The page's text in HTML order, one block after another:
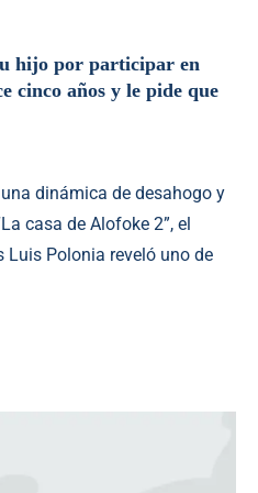
hijo por participar en
cinco años y le pide que
dinámica de desahogo y
casa de Alofoke 2”, el
Luis Polonia reveló uno de